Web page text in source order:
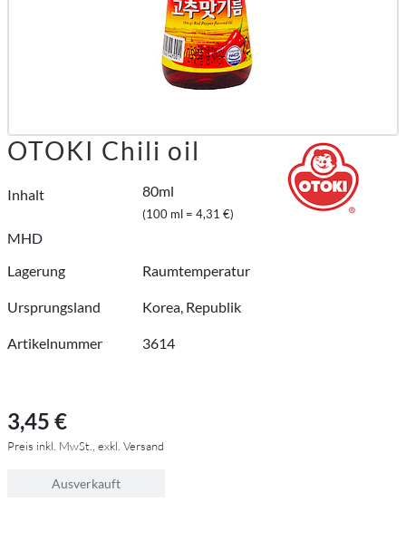
OTOKI Chili oil
Inhalt 80ml
(100 ml = 4,31 €)
MHD
Lagerung
Raumtemperatur
Ursprungsland Korea, Republik
Artikelnummer 3614
3,45 €
Preis inkl. MwSt., exkl. Versand
Ausverkauft